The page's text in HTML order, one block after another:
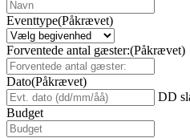
Eventtype(Påkrævet)
Forventede antal gæster:(Påkrævet)
Dato(Påkrævet)
DD
Budget